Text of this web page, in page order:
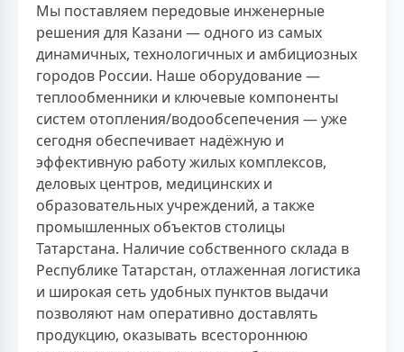
Мы поставляем передовые инженерные
решения для Казани — одного из самых
динамичных, технологичных и амбициозных
городов России. Наше оборудование —
теплообменники и ключевые компоненты
систем отопления/водообсепечения — уже
сегодня обеспечивает надёжную и
эффективную работу жилых комплексов,
деловых центров, медицинских и
образовательных учреждений, а также
промышленных объектов столицы
Татарстана. Наличие собственного склада в
Республике Татарстан, отлаженная логистика
и широкая сеть удобных пунктов выдачи
позволяют нам оперативно доставлять
продукцию, оказывать всестороннюю